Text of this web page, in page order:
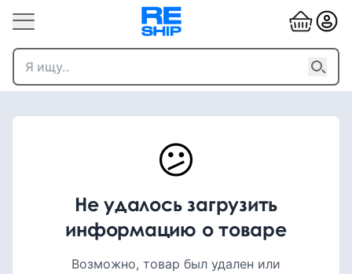
😕
Не удалось загрузить
информацию о товаре
Возможно, товар был удален или